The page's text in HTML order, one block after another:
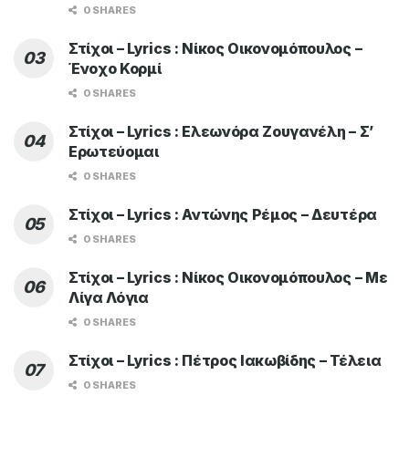
0 SHARES
Στίχοι – Lyrics : Νίκος Οικονομόπουλος –
Ένοχο Κορμί
0 SHARES
Στίχοι – Lyrics : Ελεωνόρα Ζουγανέλη – Σ’
Ερωτεύομαι
0 SHARES
Στίχοι – Lyrics : Αντώνης Ρέμος – Δευτέρα
0 SHARES
Στίχοι – Lyrics : Νίκος Οικονομόπουλος – Με
Λίγα Λόγια
0 SHARES
Στίχοι – Lyrics : Πέτρος Ιακωβίδης – Τέλεια
0 SHARES